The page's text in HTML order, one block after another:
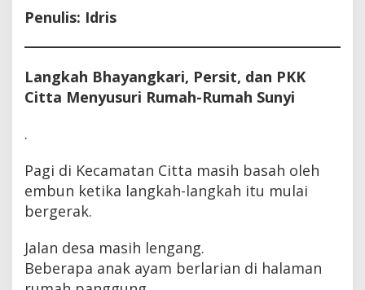
Penulis: Idris
Langkah Bhayangkari, Persit, dan PKK
Citta Menyusuri Rumah-Rumah Sunyi
.
Pagi di Kecamatan Citta masih basah oleh
embun ketika langkah-langkah itu mulai
bergerak.
Jalan desa masih lengang.
Beberapa anak ayam berlarian di halaman